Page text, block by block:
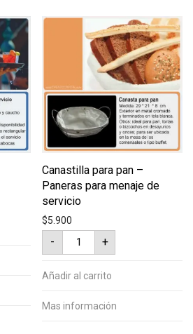
Canastilla para pan –
Paneras para menaje de
servicio
$5.900
-
Canastilla
para
pan
Paneras
de
servicio
+
Añadir al carrito
Mas información